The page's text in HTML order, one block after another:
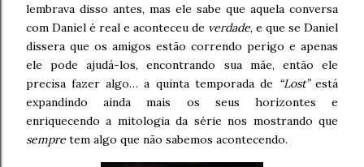
lembrava disso antes, mas ele sabe que aquela conversa
com Daniel é real e aconteceu de verdade, e que se Daniel
dissera que os amigos estão correndo perigo e apenas
ele pode ajudá-los, encontrando sua mãe, então ele
precisa fazer algo… a quinta temporada de “Lost”está
expandindo ainda mais os seus horizontes e
enriquecendo a mitologia da série nos mostrando que
sempre tem algo que não sabemos acontecendo.